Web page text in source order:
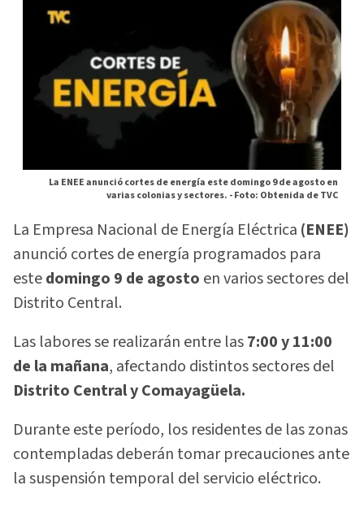
La ENEE anunció cortes de energía este domingo 9 de agosto en
varias colonias y sectores. -Foto: Obtenida de TVC
La Empresa Nacional de Energía Eléctrica (ENEE)
anunció cortes de energía programados para
estedomingo 9 de agosto en varios sectores del
Distrito Central.
Las labores se realizarán entre las7:00 y 11:00
de la mañana, afectando distintos sectores del
Distrito Central y Comayagüela.
Durante este período, los residentes de las zonas
contempladas deberán tomar precauciones ante
la suspensión temporal del servicio eléctrico.